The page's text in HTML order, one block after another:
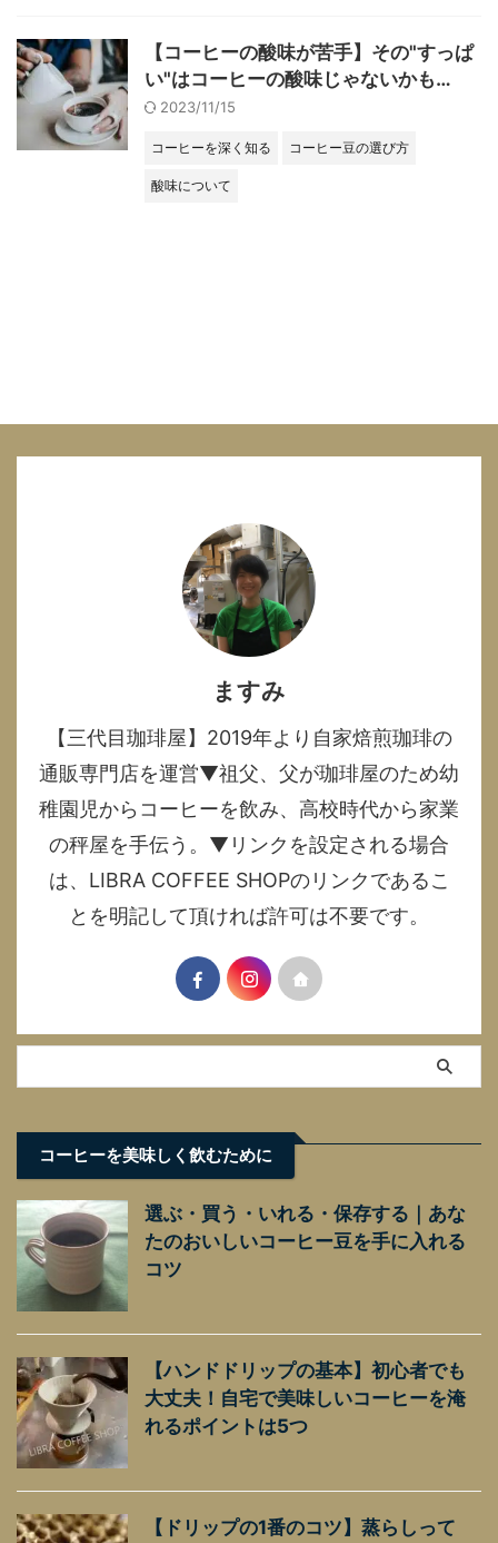
【コーヒーの酸味が苦手】その"すっぱ
い"はコーヒーの酸味じゃないかも…
2023/11/15
コーヒーを深く知る コーヒー豆の選び方
酸味について
ますみ
【三代目珈琲屋】2019年より自家焙煎珈琲の
通販専門店を運営▼祖父、父が珈琲屋のため幼
稚園児からコーヒーを飲み、高校時代から家業
の秤屋を手伝う。▼リンクを設定される場合
は、LIBRA COFFEE SHOPのリンクであるこ
とを明記して頂ければ許可は不要です。
コーヒーを美味しく飲むために
選ぶ・買う・いれる・保存する｜あな
たのおいしいコーヒー豆を手に入れる
コツ
【ハンドドリップの基本】初心者でも
大丈夫！自宅で美味しいコーヒーを淹
れるポイントは5つ
【ドリップの1番のコツ】蒸らしって